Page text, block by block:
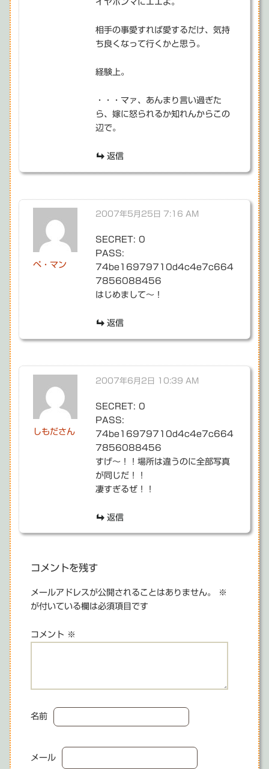
イヤホンマにエエよ。
相手の事愛すれば愛するだけ、気持
ち良くなって行くかと思う。
経験上。
・・・マァ、あんまり言い過ぎた
ら、嫁に怒られるか知れんからこの
辺で。
返信
ペ・マン
2007年5月25日 7:16 AM
SECRET: 0
PASS:
74be16979710d4c4e7c664
7856088456
はじめまして～！
返信
しもださん
2007年6月2日 10:39 AM
SECRET: 0
PASS:
74be16979710d4c4e7c664
7856088456
すげ～！！場所は違うのに全部写真
が同じだ！！
凄すぎるぜ！！
返信
コメントを残す
メールアドレスが公開されることはありません。
※
が付いている欄は必須項目です
コメント ※
名前
メール